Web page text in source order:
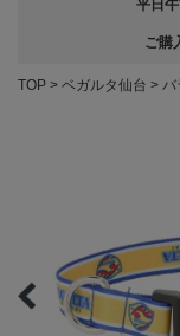
平日
ご購
TOP ベガルタ仙台 バ